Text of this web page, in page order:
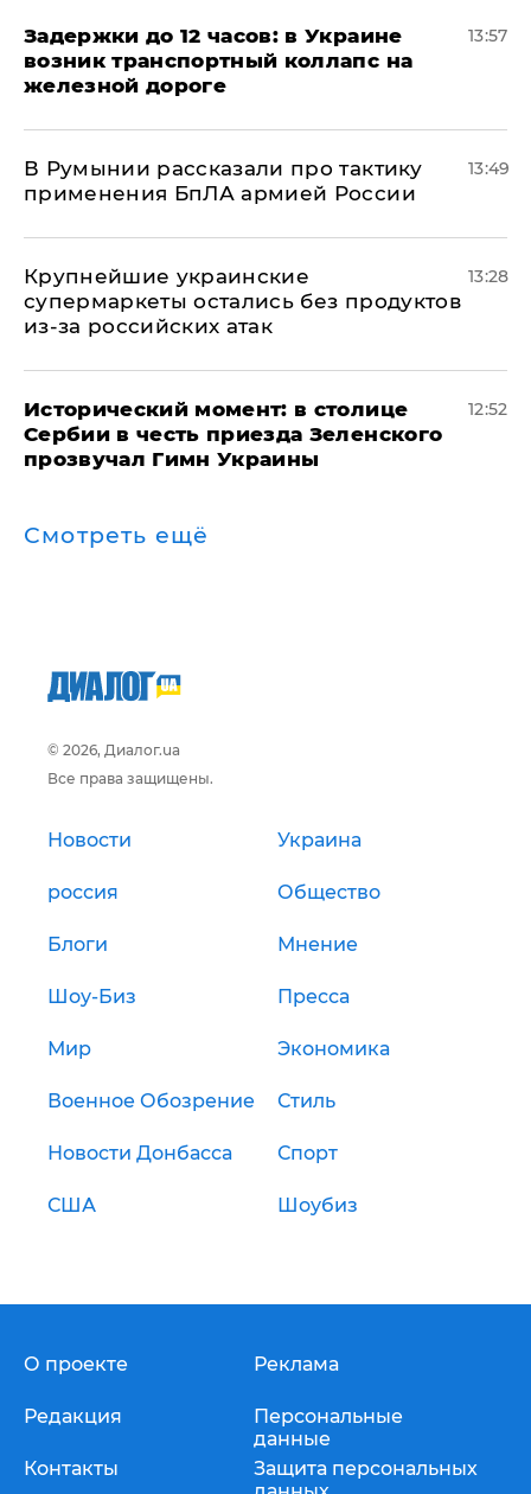
Задержки до 12 часов: в Украине
возник транспортный коллапс на
железной дороге
13:57
В Румынии рассказали про тактику
применения БпЛА армией России
13:49
Крупнейшие украинские
супермаркеты остались без продуктов
из-за российских атак
13:28
Исторический момент: в столице
Сербии в честь приезда Зеленского
прозвучал Гимн Украины
12:52
Смотреть ещё
© 2026, Диалог.ua
Все права защищены.
Новости Украина
россия Общество
Блоги Мнение
Шоу-Биз Пресса
Мир Экономика
Военное Обозрение Стиль
Новости Донбасса Спорт
США Шоубиз
О проекте
Редакция
Контакты
Реклама
Персональные
данные
Защита персональных